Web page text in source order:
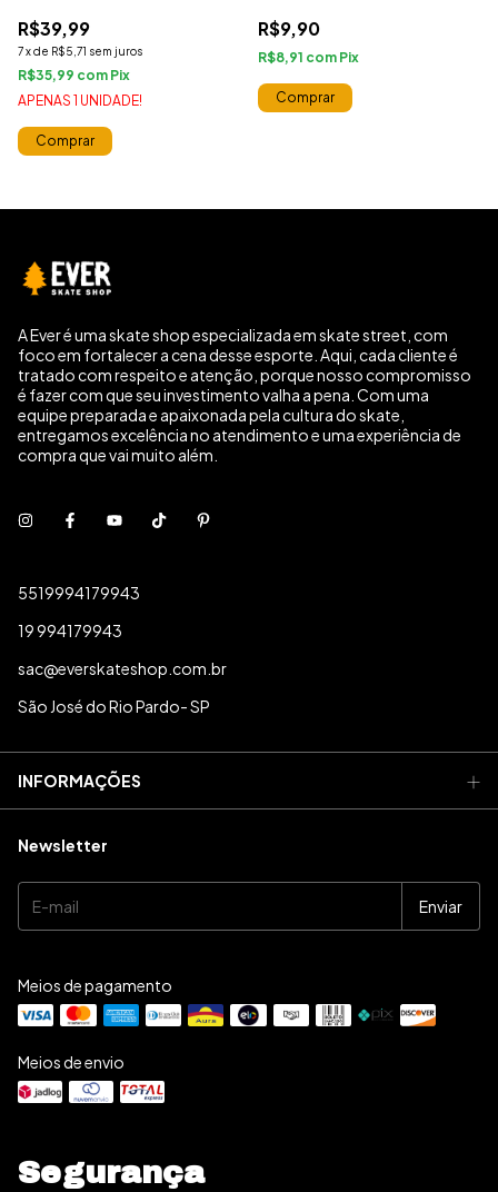
R$39,99
7xde R$5,71 sem juros
R$35,99 com
APENAS 1 UNIDADE!
R$9,90
R$8,91 com
A Ever é uma skate shop especializada em skate street, com
foco em fortalecer a cena desse esporte. Aqui, cada cliente é
tratado com respeito e atenção, porque nosso compromisso
é fazer com que seu investimento valha a pena. Com uma
equipe preparada e apaixonada pela cultura do skate,
entregamos excelência no atendimento e uma experiência de
compra que vai muito além.
5519994179943
19 994179943
sac@everskateshop.com.br
São José do Rio Pardo- SP
INFORMAÇÕES
Newsletter
Meios de pagamento
Meios de envio
Segurança